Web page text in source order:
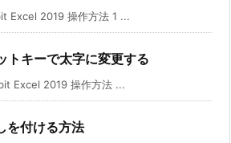
Excel 2019 操作方法 1 ...
トキーで太字に変更する
Excel 2019 操作方法 ...
を付ける方法